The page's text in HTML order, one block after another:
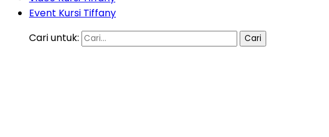
Event Kursi Tiffany
Cari untuk: